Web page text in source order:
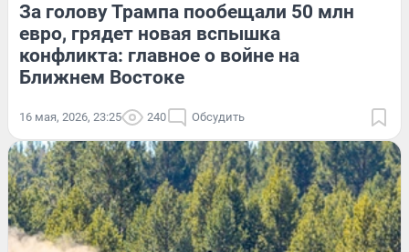
За голову Трампа пообещали 50 млн
евро, грядет новая вспышка
конфликта: главное о войне на
Ближнем Востоке
16 мая, 2026, 23:25 240 Обсудить